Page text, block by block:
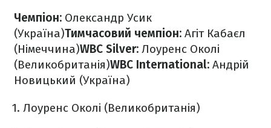
Чемпіон: Олександр Усик
(Україна)Тимчасовий чемпіон: Агіт Кабаєл
(Німеччина)WBC Silver: Лоуренс Околі
(Великобританія)WBC International: Андрій
Новицький (Україна)
Лоуренс Околі (Великобританія)